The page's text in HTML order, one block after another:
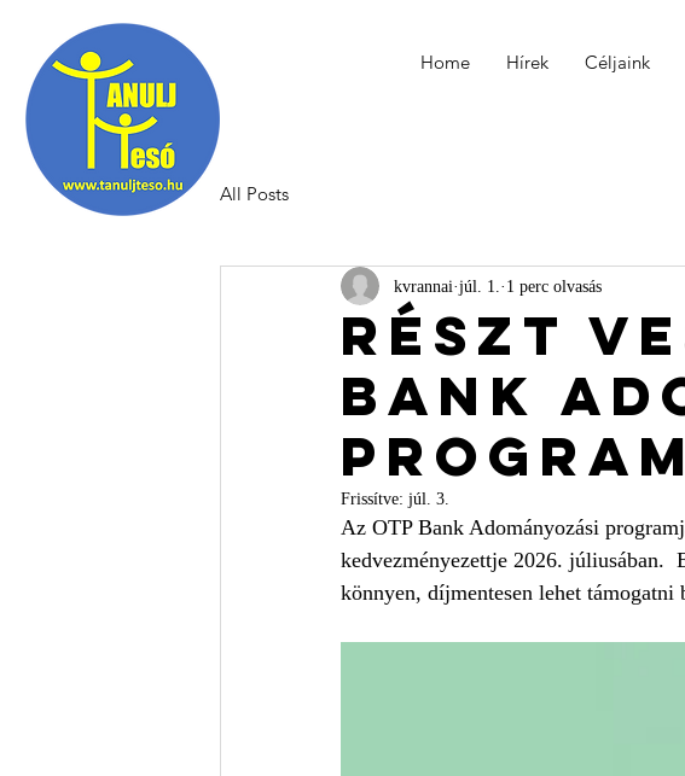
Home Hírek Céljaink
All Posts
Részt
Bank
kvrannai júl. 1. 1 perc olvasás
Frissítve: júl. 3.
Az OTP Bank Adományozási
kedvezményezettje 2026. júliusában.
könnyen, díjmentesen lehet támogatni